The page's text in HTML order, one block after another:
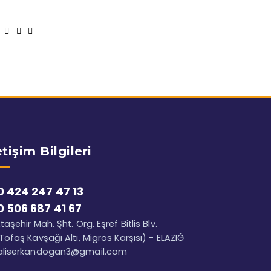
Bilgileri
424 247 47 13
506 687 41 67
Mah. Şht. Org. Eşref Bitlis Blv.
Kavşağı Altı, Migros Karşısı) - ELAZIĞ